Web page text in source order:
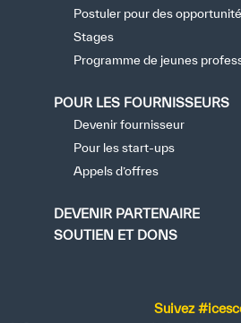
Postuler pour des
Stages
Programme de jeunes
POUR LES FOURNISSEURS
Devenir fournisseur
Pour les start-ups
Appels d’offres
DEVENIR PARTENAIRE
SOUTIEN ET DONS
Suivez